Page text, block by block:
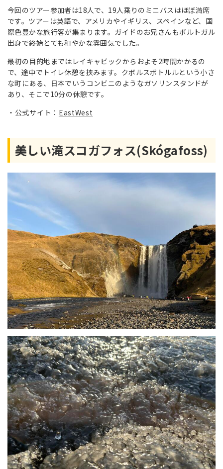
今回のツアー参加者は18人で、19人乗りのミニバスはほぼ満席
です。ツアーは英語で、アメリカやイギリス、スペインなど、国
際色豊かな旅行客が集まります。ガイドのお兄さんもポルトガル
出身で終始とても和やかな雰囲気でした。
最初の目的地まではレイキャビックからおよそ2時間かかるの
で、途中でトイレ休憩を挟みます。クボルスボトルルという小さ
な町にある、日本でいうコンビニのようなガソリンスタンドが
あり、そこで10分の休憩です。
公式サイト： EastWest
美しい滝スコガフォス(Skógafoss)